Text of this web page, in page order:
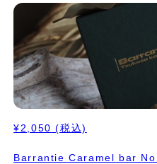
¥2,050 (税込)
Barrantie Caramel bar